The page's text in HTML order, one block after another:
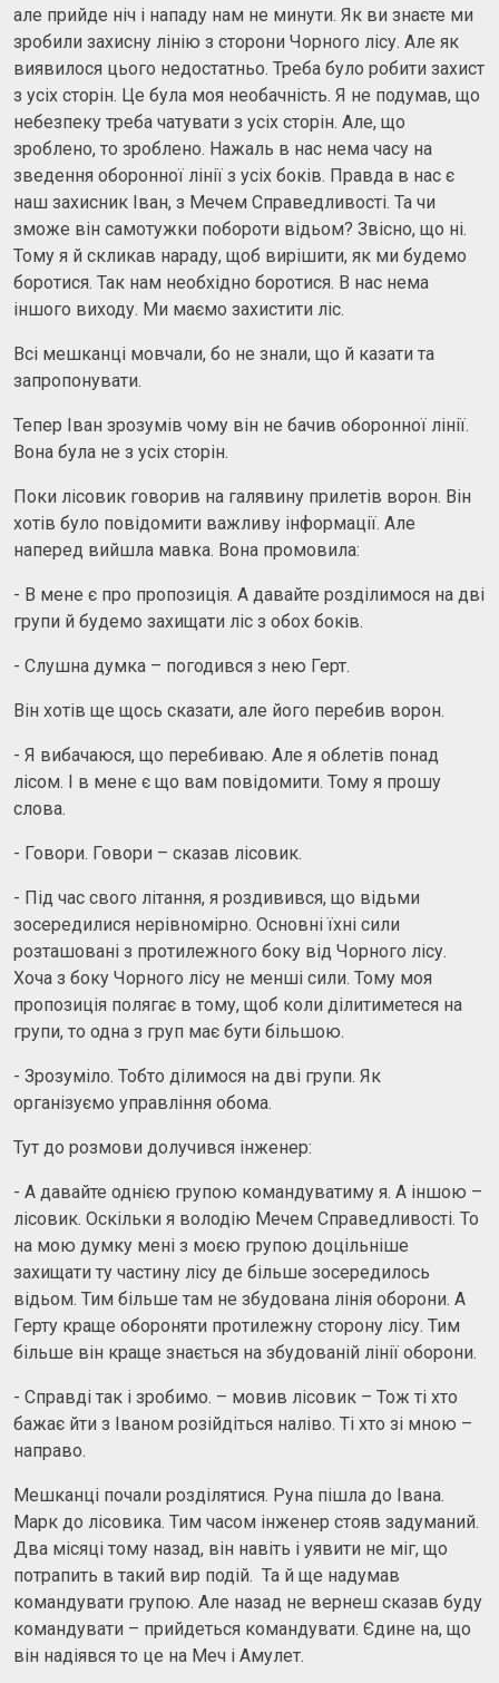
але прийде ніч і нападу нам не минути. Як ви знаєте ми
зробили захисну лінію з сторони Чорного лісу. Але як
виявилося цього недостатньо. Треба було робити захист
з усіх сторін. Це була моя необачність. Я не подумав, що
небезпеку треба чатувати з усіх сторін. Але, що
зроблено, то зроблено. Нажаль в нас нема часу на
зведення оборонної лінії з усіх боків. Правда в нас є
наш захисник Іван, з Мечем Справедливості. Та чи
зможе він самотужки побороти відьом? Звісно, що ні.
Тому я й скликав нараду, щоб вирішити, як ми будемо
боротися. Так нам необхідно боротися. В нас нема
іншого виходу. Ми маємо захистити ліс.
Всі мешканці мовчали, бо не знали, що й казати та
запропонувати.
Тепер Іван зрозумів чому він не бачив оборонної лінії.
Вона була не з усіх сторін.
Поки лісовик говорив на галявину прилетів ворон. Він
хотів було повідомити важливу інформації. Але
наперед вийшла мавка. Вона промовила:
- В мене є про пропозиція. А давайте розділимося на дві
групи й будемо захищати ліс з обох боків.
- Слушна думка – погодився з нею Герт.
Він хотів ще щось сказати, але його перебив ворон.
- Я вибачаюся, що перебиваю. Але я облетів понад
лісом. І в мене є що вам повідомити. Тому я прошу
слова.
- Говори. Говори – сказав лісовик.
- Під час свого літання, я роздивився, що відьми
зосередилися нерівномірно. Основні їхні сили
розташовані з протилежного боку від Чорного лісу.
Хоча з боку Чорного лісу не менші сили. Тому моя
пропозиція полягає в тому, щоб коли ділитиметеся на
групи, то одна з груп має бути більшою.
- Зрозуміло. Тобто ділимося на дві групи. Як
організуємо управління обома.
Тут до розмови долучився інженер:
- А давайте однією групою командуватиму я. А іншою –
лісовик. Оскільки я володію Мечем Справедливості. То
на мою думку мені з моєю групою доцільніше
захищати ту частину лісу де більше зосередилось
відьом. Тим більше там не збудована лінія оборони. А
Герту краще обороняти протилежну сторону лісу. Тим
більше він краще знається на збудованій лінії оборони.
- Справді так і зробимо. – мовив лісовик – Тож ті хто
бажає йти з Іваном розійдіться наліво. Ті хто зі мною –
направо.
Мешканці почали розділятися. Руна пішла до Івана.
Марк до лісовика. Тим часом інженер стояв задуманий.
Два місяці тому назад, він навіть і уявити не міг, що
потрапить в такий вир подій. Та й ще надумав
командувати групою. Але назад не вернеш сказав буду
командувати – прийдеться командувати. Єдине на, що
він надіявся то це на Меч і Амулет.